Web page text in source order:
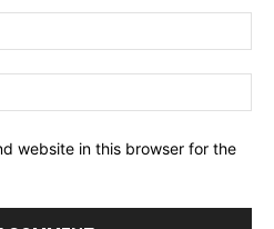
website in this browser for the